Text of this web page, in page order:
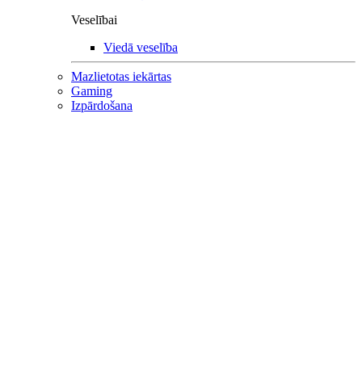
Veselībai
Viedā veselība
Mazlietotas iekārtas
Gaming
Izpārdošana